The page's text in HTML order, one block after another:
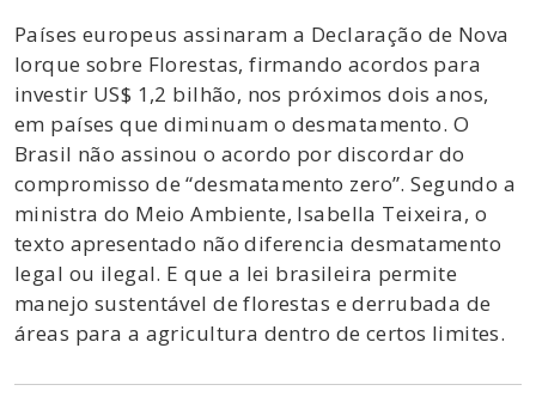
Países europeus assinaram a Declaração de Nova
Iorque sobre Florestas, firmando acordos para
investir US$ 1,2 bilhão, nos próximos dois anos,
em países que diminuam o desmatamento. O
Brasil não assinou o acordo por discordar do
compromisso de “desmatamento zero”. Segundo a
ministra do Meio Ambiente, Isabella Teixeira, o
texto apresentado não diferencia desmatamento
legal ou ilegal. E que a lei brasileira permite
manejo sustentável de florestas e derrubada de
áreas para a agricultura dentro de certos limites.